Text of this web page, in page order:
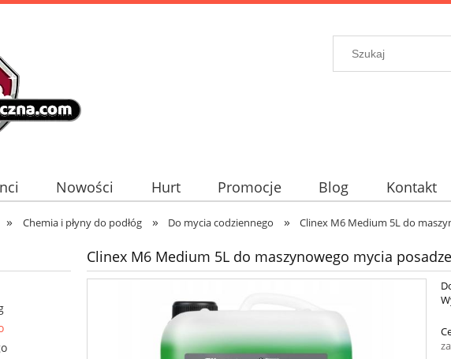
Nowości Hurt Promocje Blog Kontakt
» Chemia i płyny do podłóg » Do mycia codziennego » Clinex M6 Medium 5L do
Clinex M6 Medium 5L do maszynowego mycia